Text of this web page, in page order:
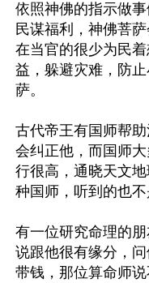
依照神佛的指示做
民谋福利，神佛菩
在当官的很少为民
益，躲避灾难，防
萨。
古代帝王有国师帮
会纠正他，而国师
行很高，通晓天文
种国师，听到的也不
有一位研究命理的
说跟他很有缘分，
带钱，那位算命师